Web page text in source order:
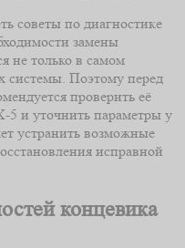
советы по диагностике
замены
не только в самом
системы. Поэтому перед
проверить её
5 и уточнить параметры у
устранить возможные
исправной
концевика